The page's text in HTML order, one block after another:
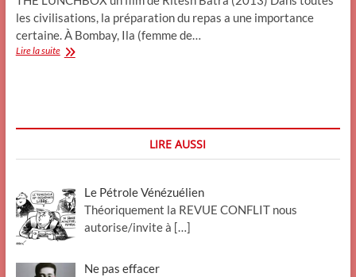
les civilisations, la préparation du repas a une importance
certaine. À Bombay, Ila (femme de…
Lire la suiteTHE
LIRE AUSSI
Le Pétrole Vénézuélien
Théoriquement la REVUE CONFLIT nous
autorise/invite à […]
Ne pas effacer